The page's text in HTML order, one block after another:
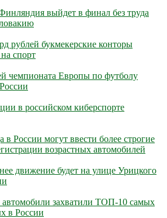
выйдет в финал без труда
рублей букмекерские конторы
спорт
чемпионата Европы по футболу
в российском киберспорте
в России могут ввести более строгие
возрастных автомобилей
движение будет на улице Урицкого
автомобили захватили ТОП-10 самых
в России